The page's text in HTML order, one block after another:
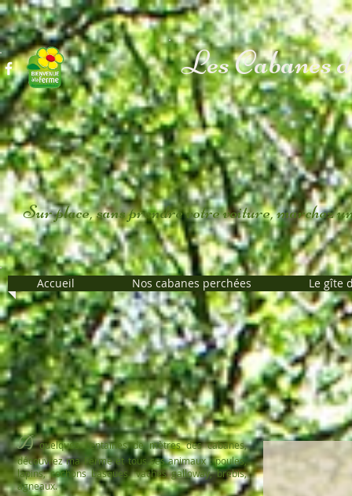
Les Cabanes
Accueil Nos cabanes perchées Le gîte
Sur place, sans prendre votre voiture, marchez
Aquelques centaines de mètres des cabanes,
découvrez ma Ferme et tous ses animaux : poules,
lapins, cochons basques, vaches galloway, brebis,
agneaux.